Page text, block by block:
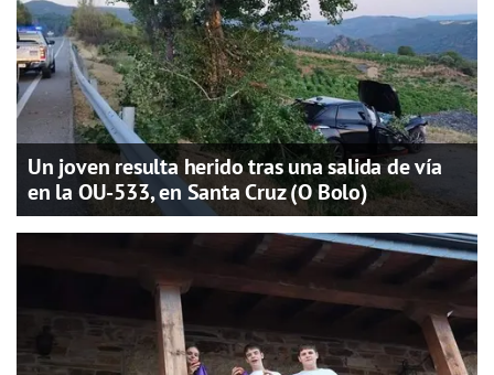
Un joven resulta herido tras una salida de vía
en la OU-533, en Santa Cruz (O Bolo)